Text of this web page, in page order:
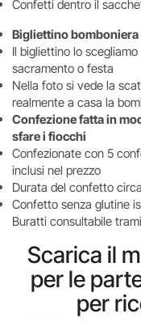
Confetti dentro il
Bigliettino
Il bigliettino lo
sacramento o festa
Nella foto si vede la
realmente a casa la
Confezione fatta in
sfare i fiocchi
Confezionate con 5
inclusi nel prezzo
Durata del confetto
Confetto senza glutine
Buratti consultabile
Scarica il
per le
per